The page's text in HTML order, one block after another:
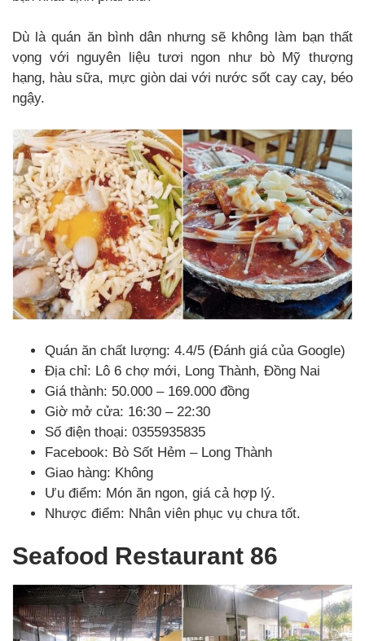
Dù là quán ăn bình dân nhưng sẽ không làm bạn thất
vọng với nguyên liệu tươi ngon như bò Mỹ thượng
hạng, hàu sữa, mực giòn dai với nước sốt cay cay, béo
ngậy.
Quán ăn chất lượng: 4.4/5 (Đánh giá của Google)
Địa chỉ: Lô 6 chợ mới, Long Thành, Đồng Nai
Giá thành: 50.000 – 169.000 đồng
Giờ mở cửa: 16:30 – 22:30
Số điện thoại: 0355935835
Facebook: Bò Sốt Hẻm – Long Thành
Giao hàng: Không
Ưu điểm: Món ăn ngon, giá cả hợp lý.
Nhược điểm: Nhân viên phục vụ chưa tốt.
Seafood Restaurant 86